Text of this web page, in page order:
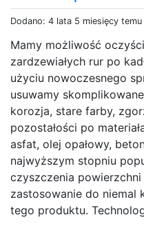
Dodano: 4 lata 5 miesięcy temu
Mamy możliwość
zardzewiałych rur po
użyciu nowoczesnego
usuwamy
korozja, stare farby,
pozostałości po
asfat, olej opałowy,
najwyższym stopniu
czyszczenia
zastosowanie do niemal
tego produktu.